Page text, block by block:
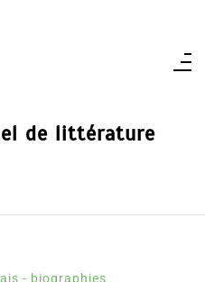
de littérature
- biographies